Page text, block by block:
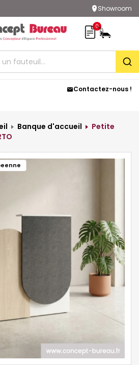
Showroom
0
Contactez-nous !
Banque d'accueil
Petite